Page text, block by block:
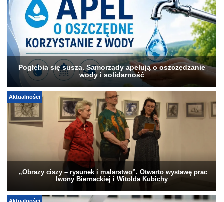
Pogłębia się susza. Samorządy apelują o oszczędzanie
wody i solidarność
Aktualności
„Obrazy ciszy – rysunek i malarstwo”. Otwarto wystawę prac
Iwony Biernackiej i Witolda Kubichy